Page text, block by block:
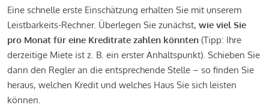
Eine schnelle erste Einschätzung erhalten Sie mit unserem
Leistbarkeits-Rechner. Überlegen Sie zunächst, wie viel Sie
pro Monat für eine Kreditrate zahlen könnten (Tipp: Ihre
derzeitige Miete ist z. B. ein erster Anhaltspunkt). Schieben Sie
dann den Regler an die entsprechende Stelle – so finden Sie
heraus, welchen Kredit und welches Haus Sie sich leisten
können.